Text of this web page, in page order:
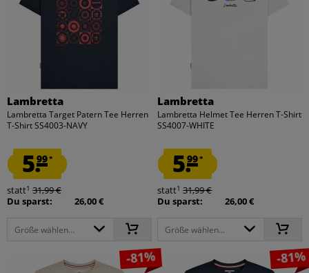
Lambretta
Lambretta Target Patern Tee Herren
T-Shirt SS4003-NAVY
5.99*
statt1 31,99 €
Du sparst:
26,00 €
Größe wählen...
Lambretta
Lambretta Helmet Tee Herren T-Shirt
SS4007-WHITE
5.99*
statt1 31,99 €
Du sparst:
26,00 €
Größe wählen...
-81% -81%